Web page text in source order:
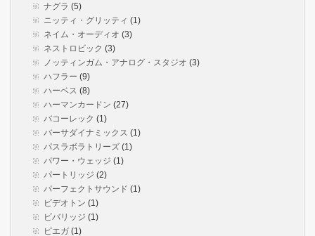
ナグラ (5)
ニッティ・グリッティ (1)
ネイム・オーディオ (3)
ネストロビック (3)
ノッティンガム・アナログ・スタジオ (3)
ハフラー (9)
ハーベス (8)
ハーマンカードン (27)
バコーレック (1)
バーサダイナミックス (1)
パスラボラトリーズ (1)
パワー・ウェッジ (1)
パートリッジ (2)
パーフェクトサウンド (1)
ビデオトン (1)
ビバリッジ (1)
ピエガ (1)